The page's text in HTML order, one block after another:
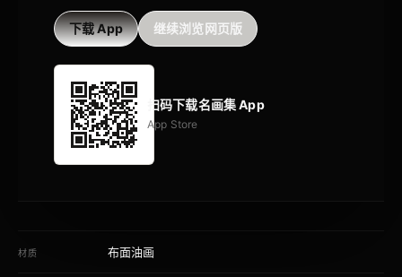
下载 App 继续浏览网页版
扫码下载名画集 App
App Store
材质 布面油画